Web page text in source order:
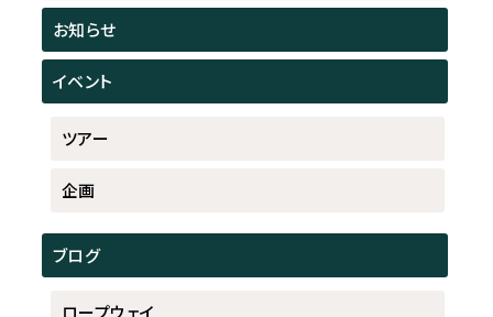
お知らせ
イベント
ツアー
企画
ブログ
ロープウェイ